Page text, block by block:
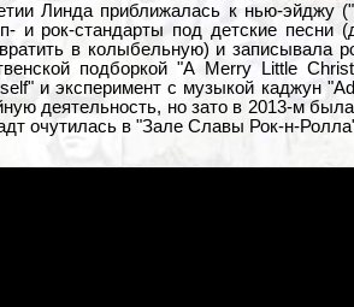
Линда приближалась к нью-эйджу
и рок-стандарты под детские песни
в колыбельную) и записывала
подборкой "A Merry Little
и эксперимент с музыкой каджун
деятельность, но зато в 2013-м
очутилась в "Зале Славы Рок-н-